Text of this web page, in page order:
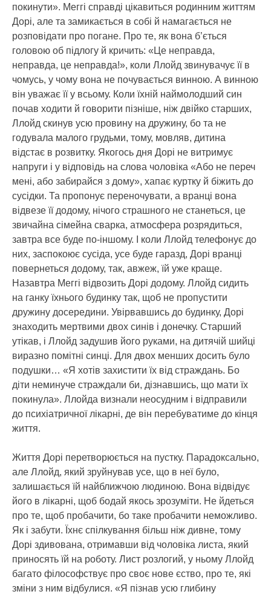
покинути». Меггі справді цікавиться родинним життям
Дорі, але та замикається в собі й намагається не
розповідати про погане. Про те, як вона б’ється
головою об підлогу й кричить: «Це неправда,
неправда, це неправда!», коли Ллойд звинувачує її в
чомусь, у чому вона не почувається винною. А винною
він уважає її у всьому. Коли їхній наймолодший син
почав ходити й говорити пізніше, ніж двійко старших,
Ллойд скинув усю провину на дружину, бо та не
годувала малого грудьми, тому, мовляв, дитина
відстає в розвитку. Якогось дня Дорі не витримує
напруги і у відповідь на слова чоловіка «Або не переч
мені, або забирайся з дому», хапає куртку й біжить до
сусідки. Та пропонує переночувати, а вранці вона
відвезе її додому, нічого страшного не станеться, це
звичайна сімейна сварка, атмосфера розрядиться,
завтра все буде по-іншому. І коли Ллойд телефонує до
них, заспокоює сусіда, усе буде гаразд, Дорі вранці
повернеться додому, так, авжеж, їй уже краще.
Назавтра Меггі відвозить Дорі додому. Ллойд сидить
на ганку їхнього будинку так, щоб не пропустити
дружину досередини. Увірвавшись до будинку, Дорі
знаходить мертвими двох синів і донечку. Старший
утікав, і Ллойд задушив його руками, на дитячій шийці
виразно помітні синці. Для двох менших досить було
подушки… «Я хотів захистити їх від страждань. Бо
діти неминуче страждали би, дізнавшись, що мати їх
покинула». Ллойда визнали неосудним і відправили
до психіатричної лікарні, де він перебуватиме до кінця
життя.
Життя Дорі перетворюється на пустку. Парадоксально,
але Ллойд, який зруйнував усе, що в неї було,
залишається їй найближчою людиною. Вона відвідує
його в лікарні, щоб бодай якось зрозуміти. Не йдеться
про те, щоб пробачити, бо таке пробачити неможливо.
Як і забути. Їхнє спілкування більш ніж дивне, тому
Дорі здивована, отримавши від чоловіка листа, який
приносять їй на роботу. Лист розлогий, у ньому Ллойд
багато філософствує про своє нове єство, про те, які
зміни з ним відбулися. «Я пізнав усю глибину